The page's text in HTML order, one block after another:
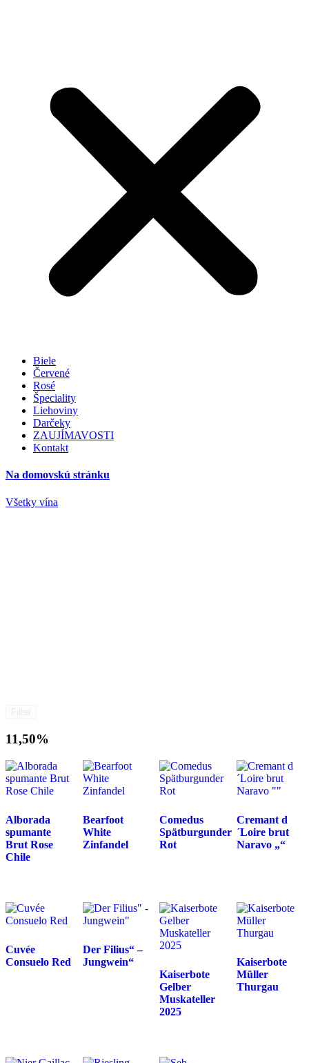
Biele
Červené
Rosé
Špeciality
Liehoviny
Darčeky
ZAUJÍMAVOSTI
Kontakt
Na domovskú stránku
Všetky vína
11,50%
Alborada
spumante
Brut Rose
Chile
Bearfoot
White
Zinfandel
Comedus
Spätburgunder
Rot
Cremant d
´Loire brut
Naravo „“
Cuvée
Consuelo Red
Der Filius“ –
Jungwein“
Kaiserbote
Gelber
Muskateller
2025
Kaiserbote
Müller
Thurgau